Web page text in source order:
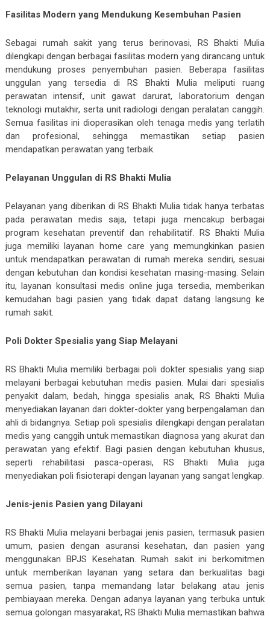
Fasilitas Modern yang Mendukung Kesembuhan Pasien
Sebagai rumah sakit yang terus berinovasi, RS Bhakti Mulia
dilengkapi dengan berbagai fasilitas modern yang dirancang untuk
mendukung proses penyembuhan pasien. Beberapa fasilitas
unggulan yang tersedia di RS Bhakti Mulia meliputi ruang
perawatan intensif, unit gawat darurat, laboratorium dengan
teknologi mutakhir, serta unit radiologi dengan peralatan canggih.
Semua fasilitas ini dioperasikan oleh tenaga medis yang terlatih
dan profesional, sehingga memastikan setiap pasien
mendapatkan perawatan yang terbaik.
Pelayanan Unggulan di RS Bhakti Mulia
Pelayanan yang diberikan di RS Bhakti Mulia tidak hanya terbatas
pada perawatan medis saja, tetapi juga mencakup berbagai
program kesehatan preventif dan rehabilitatif. RS Bhakti Mulia
juga memiliki layanan home care yang memungkinkan pasien
untuk mendapatkan perawatan di rumah mereka sendiri, sesuai
dengan kebutuhan dan kondisi kesehatan masing-masing. Selain
itu, layanan konsultasi medis online juga tersedia, memberikan
kemudahan bagi pasien yang tidak dapat datang langsung ke
rumah sakit.
Poli Dokter Spesialis yang Siap Melayani
RS Bhakti Mulia memiliki berbagai poli dokter spesialis yang siap
melayani berbagai kebutuhan medis pasien. Mulai dari spesialis
penyakit dalam, bedah, hingga spesialis anak, RS Bhakti Mulia
menyediakan layanan dari dokter-dokter yang berpengalaman dan
ahli di bidangnya. Setiap poli spesialis dilengkapi dengan peralatan
medis yang canggih untuk memastikan diagnosa yang akurat dan
perawatan yang efektif. Bagi pasien dengan kebutuhan khusus,
seperti rehabilitasi pasca-operasi, RS Bhakti Mulia juga
menyediakan poli fisioterapi dengan layanan yang sangat lengkap.
Jenis-jenis Pasien yang Dilayani
RS Bhakti Mulia melayani berbagai jenis pasien, termasuk pasien
umum, pasien dengan asuransi kesehatan, dan pasien yang
menggunakan BPJS Kesehatan. Rumah sakit ini berkomitmen
untuk memberikan layanan yang setara dan berkualitas bagi
semua pasien, tanpa memandang latar belakang atau jenis
pembiayaan mereka. Dengan adanya layanan yang terbuka untuk
semua golongan masyarakat, RS Bhakti Mulia memastikan bahwa